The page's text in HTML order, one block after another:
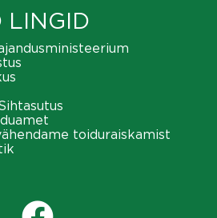
LINGID
toiduraiskamist